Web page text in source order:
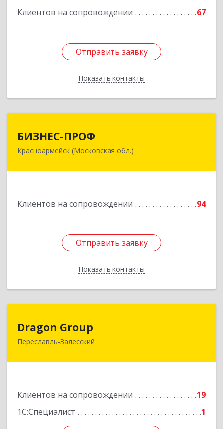
Клиентов на сопровождении 67
Отправить заявку
Показать контакты
Отправить заявку
Назад
БИЗНЕС-ПРОФ
Красноармейск (Московская обл.)
Клиентов на сопровождении 94
Отправить заявку
Показать контакты
141290, Московская обл, Красноармейск г,
Отправить заявку
Назад
Dragon Group
Переславль-Залесский
Клиентов на сопровождении
19
1С:Специалист
1
152020, Ярославская обл, Переславль-